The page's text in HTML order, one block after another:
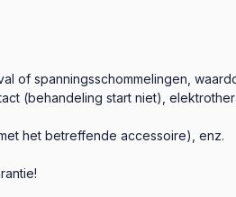
of spanningsschommelingen,
(behandeling start niet),
het betreffende accessoire), enz.